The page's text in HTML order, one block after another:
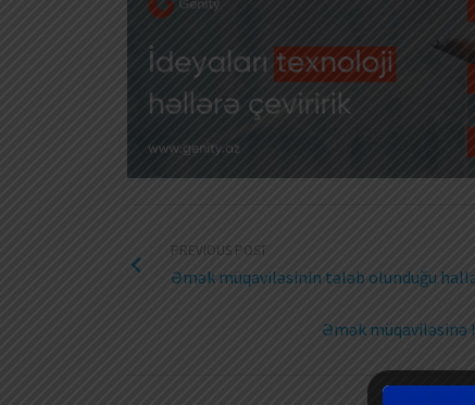
PREVIOUS POST
Əmək müqaviləsinin tələb olunduğu
Əmək müqaviləsinə